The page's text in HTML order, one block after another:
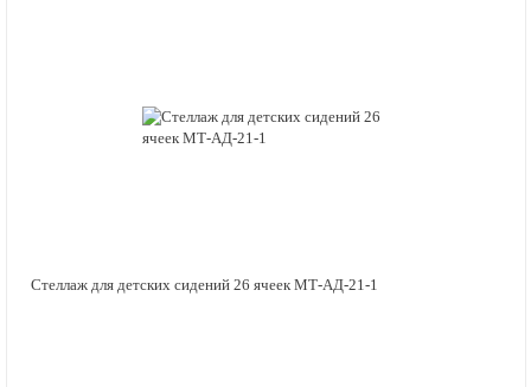
Стеллаж для детских сидений 26 ячеек МТ-АД-21-1